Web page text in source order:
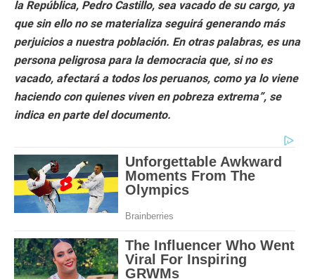
la República, Pedro Castillo, sea vacado de su cargo, ya
que sin ello no se materializa seguirá generando más
perjuicios a nuestra población. En otras palabras, es una
persona peligrosa para la democracia que, si no es
vacado, afectará a todos los peruanos, como ya lo viene
haciendo con quienes viven en pobreza extrema”, se
indica en parte del documento.